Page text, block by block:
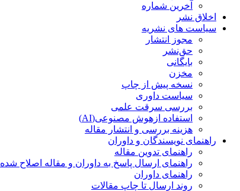
آخرین شماره
اخلاق نشر
سیاست های نشریه
مجوز انتشار
حق‌نشر
بایگانی
مخزن
نسخه پیش از چاپ
سیاست داوری
بررسی سرقت علمی
استفاده ازهوش مصنوعی(AI)
هزینه بررسی و انتشار مقاله
راهنمای نویسندگان و داوران
راهنمای تدوین مقاله
راهنمای ارسال پاسخ به داوران و مقاله اصلاح شده
راهنمای داوران
روند ارسال تا چاپ مقالات